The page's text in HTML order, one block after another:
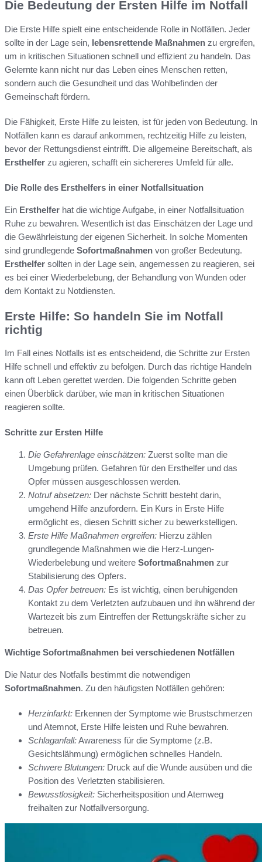
Die Bedeutung der Ersten Hilfe im Notfall
Die Erste Hilfe spielt eine entscheidende Rolle in Notfällen. Jeder
sollte in der Lage sein, lebensrettende Maßnahmen zu ergreifen,
um in kritischen Situationen schnell und effizient zu handeln. Das
Gelernte kann nicht nur das Leben eines Menschen retten,
sondern auch die Gesundheit und das Wohlbefinden der
Gemeinschaft fördern.
Die Fähigkeit, Erste Hilfe zu leisten, ist für jeden von Bedeutung. In
Notfällen kann es darauf ankommen, rechtzeitig Hilfe zu leisten,
bevor der Rettungsdienst eintrifft. Die allgemeine Bereitschaft, als
Ersthelfer zu agieren, schafft ein sichereres Umfeld für alle.
Die Rolle des Ersthelfers in einer Notfallsituation
Ein Ersthelfer hat die wichtige Aufgabe, in einer Notfallsituation
Ruhe zu bewahren. Wesentlich ist das Einschätzen der Lage und
die Gewährleistung der eigenen Sicherheit. In solche Momenten
sind grundlegende Sofortmaßnahmen von großer Bedeutung.
Ersthelfer sollten in der Lage sein, angemessen zu reagieren, sei
es bei einer Wiederbelebung, der Behandlung von Wunden oder
dem Kontakt zu Notdiensten.
Erste Hilfe: So handeln Sie im Notfall
richtig
Im Fall eines Notfalls ist es entscheidend, die Schritte zur Ersten
Hilfe schnell und effektiv zu befolgen. Durch das richtige Handeln
kann oft Leben gerettet werden. Die folgenden Schritte geben
einen Überblick darüber, wie man in kritischen Situationen
reagieren sollte.
Schritte zur Ersten Hilfe
Die Gefahrenlage einschätzen: Zuerst sollte man die
Umgebung prüfen. Gefahren für den Ersthelfer und das
Opfer müssen ausgeschlossen werden.
Notruf absetzen: Der nächste Schritt besteht darin,
umgehend Hilfe anzufordern. Ein Kurs in Erste Hilfe
ermöglicht es, diesen Schritt sicher zu bewerkstelligen.
Erste Hilfe Maßnahmen ergreifen: Hierzu zählen
grundlegende Maßnahmen wie die Herz-Lungen-
Wiederbelebung und weitere Sofortmaßnahmen zur
Stabilisierung des Opfers.
Das Opfer betreuen: Es ist wichtig, einen beruhigenden
Kontakt zu dem Verletzten aufzubauen und ihn während der
Wartezeit bis zum Eintreffen der Rettungskräfte sicher zu
betreuen.
Wichtige Sofortmaßnahmen bei verschiedenen Notfällen
Die Natur des Notfalls bestimmt die notwendigen
Sofortmaßnahmen. Zu den häufigsten Notfällen gehören:
Herzinfarkt: Erkennen der Symptome wie Brustschmerzen
und Atemnot, Erste Hilfe leisten und Ruhe bewahren.
Schlaganfall:Awareness für die Symptome (z.B.
Gesichtslähmung) ermöglichen schnelles Handeln.
Schwere Blutungen: Druck auf die Wunde ausüben und die
Position des Verletzten stabilisieren.
Bewusstlosigkeit: Sicherheitsposition und Atemweg
freihalten zur Notfallversorgung.